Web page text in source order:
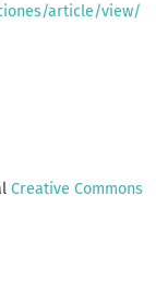
article/view/
Creative Commons